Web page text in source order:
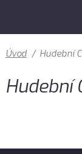
Úvod / Hudební
Hudební